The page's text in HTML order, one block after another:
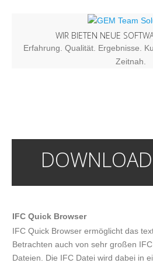
WIR BIETEN NEUE
Erfahrung. Qualität. Ergebnisse.
Zeitnah.
DOWNLOAD
IFC Quick Browser
IFC Quick Browser ermöglicht das
Betrachten auch von sehr großen IFC
Dateien. Die IFC Datei wird dabei in